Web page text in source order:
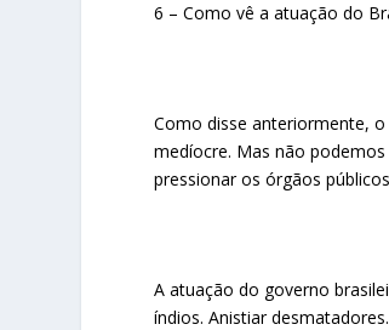
6 – Como vê a atuação do
Como disse anteriormente,
medíocre. Mas não
pressionar os órgãos
A atuação do governo
índios. Anistiar